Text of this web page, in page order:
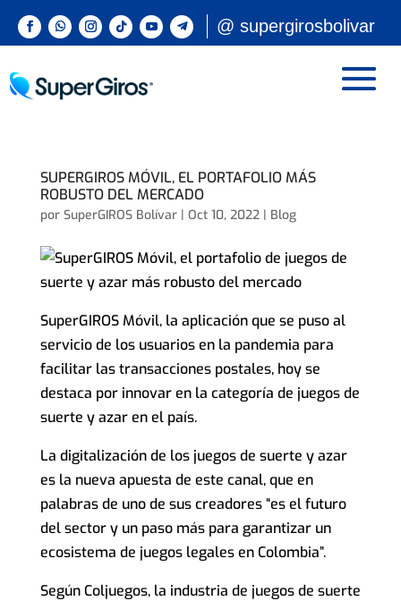
@ supergirosbolivar
SUPERGIROS MÓVIL, EL PORTAFOLIO MÁS
ROBUSTO DEL MERCADO
por SuperGIROS Bolívar| Oct 10, 2022| Blog
SuperGIROS Móvil, la aplicación que se puso al
servicio de los usuarios en la pandemia para
facilitar las transacciones postales, hoy se
destaca por innovar en la categoría de juegos de
suerte y azar en el país.
La digitalización de los juegos de suerte y azar
es la nueva apuesta de este canal, que en
palabras de uno de sus creadores “es el futuro
del sector y un paso más para garantizar un
ecosistema de juegos legales en Colombia”.
Según Coljuegos, la industria de juegos de suerte